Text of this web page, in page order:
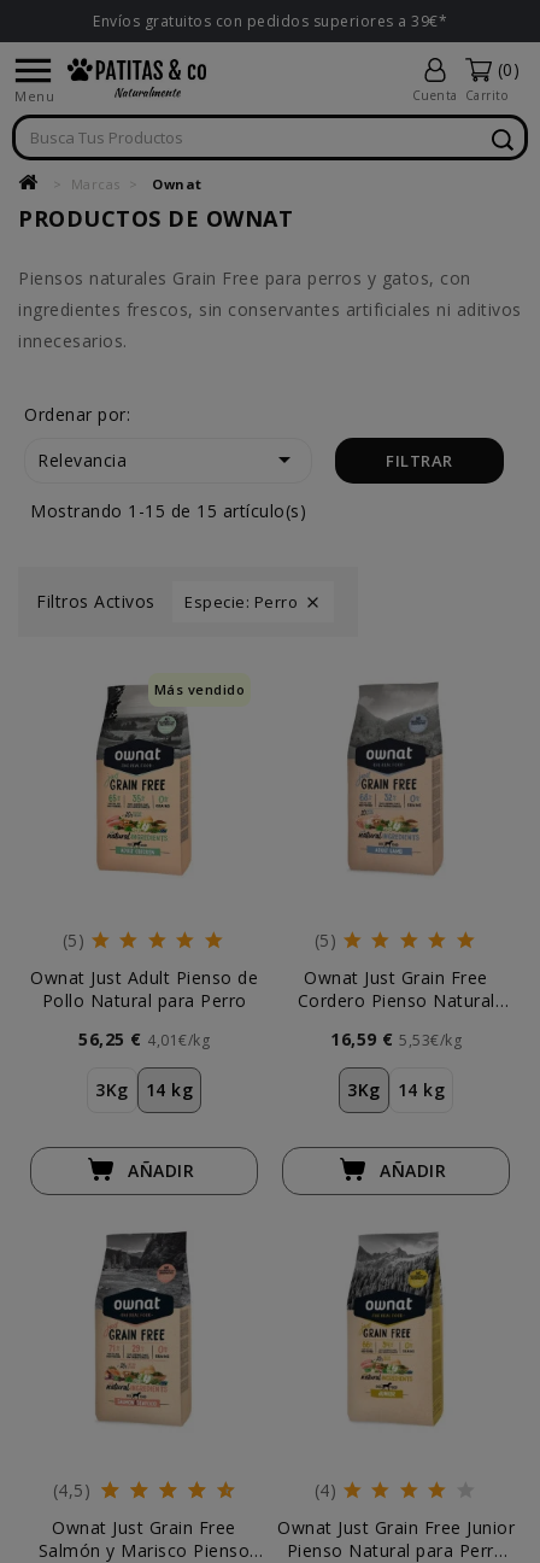
Envíos gratuitos con pedidos superiores a 39€*

Menu Cuenta
(0)
Carrito
Marcas Ownat
PRODUCTOS DE OWNAT
Piensos naturales Grain Free para perros y gatos, con
ingredientes frescos, sin conservantes artificiales ni aditivos
innecesarios.
Ordenar por:
Relevancia
 FILTRAR
Mostrando 1-15 de 15 artículo(s)
Filtros Activos Especie: Perro 
Más vendido
(5)
Ownat Just Adult Pienso de
Pollo Natural para Perro
56,25 € 4,01€/kg
3Kg 14 kg
AÑADIR
(5)
Ownat Just Grain Free
Cordero Pienso Natural
16,59 € 5,53€/kg
3Kg 14 kg
AÑADIR
(4,5)
Ownat Just Grain Free
Salmón y Marisco Pienso
(4)
Ownat Just Grain Free Junior
Pienso Natural para Perro